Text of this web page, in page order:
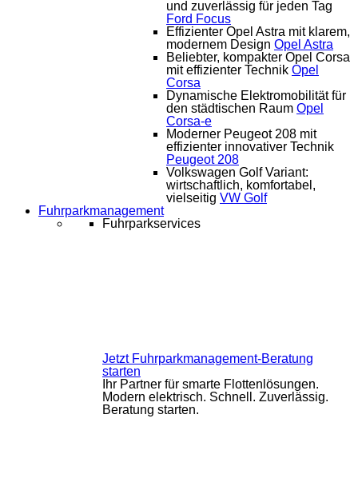
und zuverlässig für jeden Tag
Ford Focus
Effizienter Opel Astra mit klarem,
modernem Design Opel Astra
Beliebter, kompakter Opel Corsa
mit effizienter Technik Opel
Corsa
Dynamische Elektromobilität für
den städtischen Raum Opel
Corsa-e
Moderner Peugeot 208 mit
effizienter innovativer Technik
Peugeot 208
Volkswagen Golf Variant:
wirtschaftlich, komfortabel,
vielseitig VW Golf
Fuhrparkmanagement
Fuhrparkservices
Jetzt Fuhrparkmanagement-Beratung
starten
Ihr Partner für smarte Flottenlösungen.
Modern elektrisch. Schnell. Zuverlässig.
Beratung starten.